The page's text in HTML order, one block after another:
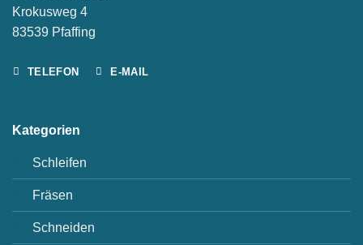
Krokusweg 4
83539 Pfaffing
TELEFON E-MAIL
Kategorien
Schleifen
Fräsen
Schneiden